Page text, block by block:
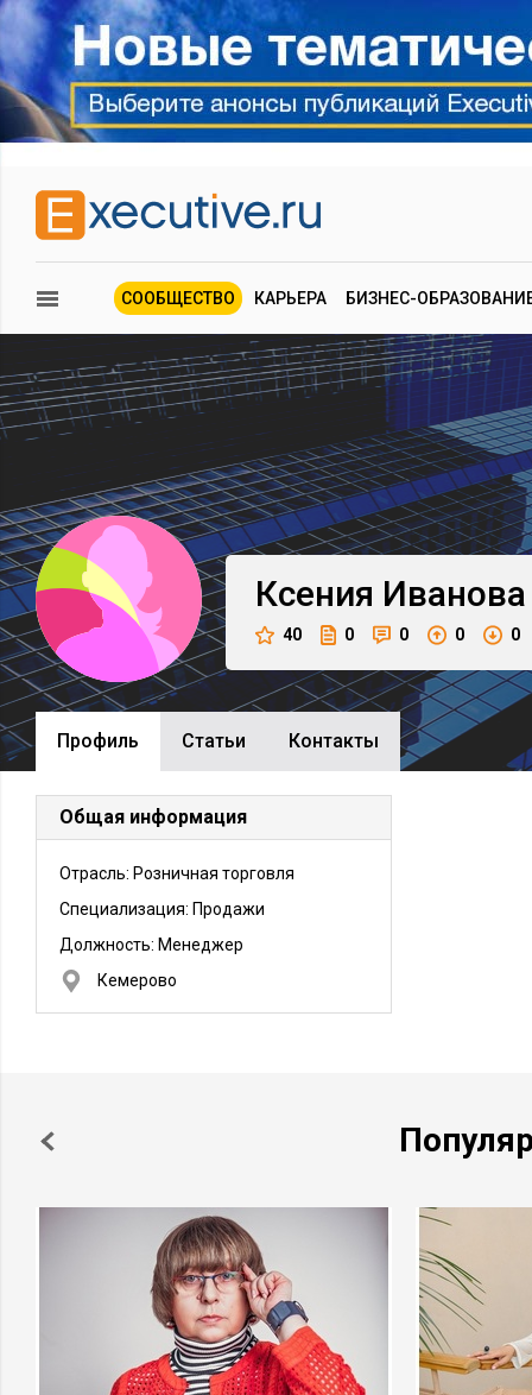
СООБЩЕСТВО КАРЬЕРА БИЗНЕС-
Ксения Иванова
40 0 0 0 0
Профиль Cтатьи Контакты
Общая информация
Отрасль: Розничная торговля
Специализация: Продажи
Должность: Менеджер
Кемерово